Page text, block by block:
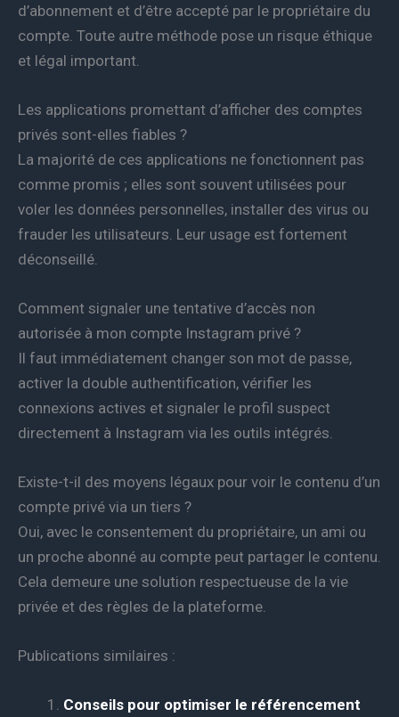
d’abonnement et d’être accepté par le propriétaire du
compte. Toute autre méthode pose un risque éthique
et légal important.
Les applications promettant d’afficher des comptes
privés sont-elles fiables ?
La majorité de ces applications ne fonctionnent pas
comme promis ; elles sont souvent utilisées pour
voler les données personnelles, installer des virus ou
frauder les utilisateurs. Leur usage est fortement
déconseillé.
Comment signaler une tentative d’accès non
autorisée à mon compte Instagram privé ?
Il faut immédiatement changer son mot de passe,
activer la double authentification, vérifier les
connexions actives et signaler le profil suspect
directement à Instagram via les outils intégrés.
Existe-t-il des moyens légaux pour voir le contenu d’un
compte privé via un tiers ?
Oui, avec le consentement du propriétaire, un ami ou
un proche abonné au compte peut partager le contenu.
Cela demeure une solution respectueuse de la vie
privée et des règles de la plateforme.
Publications similaires :
Conseils pour optimiser le référencement